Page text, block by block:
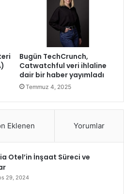
Bugün TechCrunch,
Catwatchful veri ihlaline
dair bir haber yayımladı
Temmuz 4, 2025
Eklenen Yorumlar
Otel’in İnşaat Süreci ve
29, 2024